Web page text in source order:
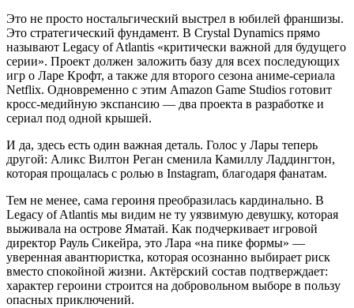
Это не просто ностальгический выстрел в юбилей франшизы.
Это стратегический фундамент. В Crystal Dynamics прямо
называют Legacy of Atlantis «критически важной для будущего
серии». Проект должен заложить базу для всех последующих
игр о Ларе Крофт, а также для второго сезона аниме-сериала
Netflix. Одновременно с этим Amazon Game Studios готовит
кросс-медийную экспансию — два проекта в разработке и
сериал под одной крышей.
И да, здесь есть один важная деталь. Голос у Лары теперь
другой: Аликс Вилтон Реган сменила Камиллу Ладдингтон,
которая прощалась с ролью в Instagram, благодаря фанатам.
Тем не менее, сама героиня преобразилась кардинально. В
Legacy of Atlantis мы видим не ту уязвимую девушку, которая
выживала на острове Яматай. Как подчеркивает игровой
директор Рауль Сикейра, это Лара «на пике формы» —
уверенная авантюристка, которая осознанно выбирает риск
вместо спокойной жизни. Актёрский состав подтверждает:
характер героини строится на добровольном выборе в пользу
опасных приключений.